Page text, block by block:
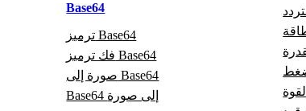
Base64
ترميز Base64
فك ترميز Base64
صورة إلى Base64
Base64 إلى صورة